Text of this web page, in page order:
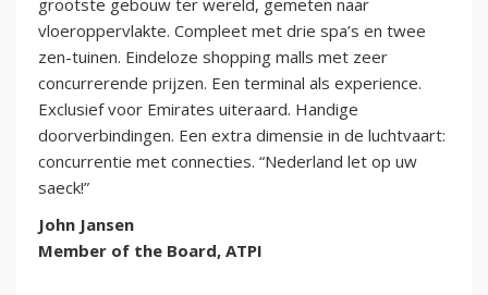
vloeroppervlakte. Compleet met drie spa’s en twee
zen-tuinen. Eindeloze shopping malls met zeer
concurrerende prijzen. Een terminal als experience.
Exclusief voor Emirates uiteraard. Handige
doorverbindingen. Een extra dimensie in de luchtvaart:
concurrentie met connecties. “Nederland let op uw
saeck!”
John Jansen
Member of the Board, ATPI